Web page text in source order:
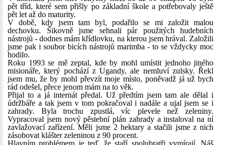
pět tříd, které sem přišly po základní škole a potřebovaly ještě
pět let až do maturity.
V době, kdy jsem tam byl, podařilo se mi založit malou
dechovku. Šikovně jsme sehnali pár použitých hudebních
nástrojů - dodnes mám křídlovku, na kterou jsem hrával. Založili
jsme pak i soubor bicích nástrojů marimba - to se vždycky moc
hodilo.
Roku 1993 se mě zeptal, kde by mohl umístit jednoho jiného
misionáře, který pochází z Ugandy, ale nemluví zulsky. Řekl
jsem mu, že by mohl převzít moje místo, poněvadž já už bych
rád odešel, přece jenom mám na to věk.
Přijal to a já internát předal. Už předtím jsem tam ale dělal i
údržbáře a tak jsem v tom pokračoval i nadále a ujal jsem se i
zahrady. Byla trochu zpustlá, víc plevele než zeleniny.
Vypracoval jsem nový pěstební plán zahrady a instaloval na ní
zavlažovací zařízení. Měli jsme 2 hektary a stačili jsme z nich
zásobovat klášter zeleninou z 90 procent.
Hlavním problémem je teď, že staří spolubratři vymírají. Náš